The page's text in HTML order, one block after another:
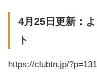
4月25日更新：
ト
https://clubtn.jp/